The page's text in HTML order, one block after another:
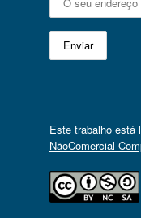
Este trabalho está
NãoComercial-